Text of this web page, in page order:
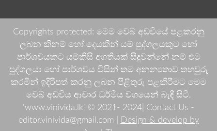
Copyrights protected: මෙම වෙබ් අඩවියේ පළකරනු
ලබන කිනම් හෝ දෙයකින් යම් පුද්ගලයකුට හෝ
පාර්ශවයකට යම්කිසි අගතියක් සිදුවන්නේ නම් එම
පුද්ගලයා හෝ පාර්ශවය විසින් තම අනන්‍යතාව තහවුරු
කරමින් ඉදිරිපත් කරනු ලබන පිළිතුරු පළකිරීමට මෙම
වෙබ් අඩවිය ආචාර ධර්මීය වශයෙන් බැඳී සිටී.
'www.vinivida.lk' © 2021- 2024| Contact Us -
editor.vinivida@gmail.com |
Design & develop by